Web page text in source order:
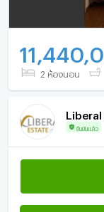
2 ห้องนอน
Liberal
ยืนยันแล้ว